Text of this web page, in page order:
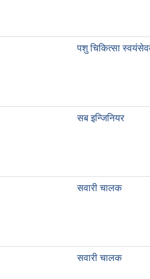
पशु चिकित्सा
सब इन्जिनियर
सवारी चालक
सवारी चालक